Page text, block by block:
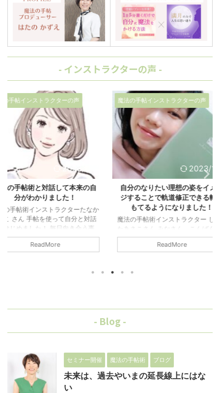
- インストラクターの声 -
の声
2023/1/14
本来の自
！
ターたなか
自分と対話
き合う事
した ①でも
うことが大
。承認欲求
魔法の手帖インストラクターの声
2023/1/14
自分のなりたい理想の姿をイメー
ジすることで軌道修正できる軸が
もてるようになりました！
魔法の手帖術インストラクター しば
たあさこさん みなさん、こんばん
は。魔法の手帖術インストラクターし
ばたあさこです。 ワンオペ育児でど
貰えるママに変われた奇跡の物語 を
はどうして、怒ってしまう事を止めら
れないんだろう。 大好きな子供たち
り ...
魔法の手帖
大嫌いだ
人生怖
魔法の手帖
むらみか さ
前の私 「
のままは嫌
きました。
るに違いな
- Blog -
セミナー開催 魔法の手帖術 ブログ
未来は、過去やいまの延長線上にはな
い